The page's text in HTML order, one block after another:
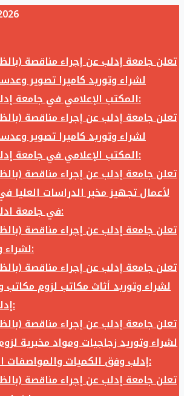
تعلن جامعة إدلب عن إجراء مناقصة
لشراء وتوريد كاميرا تصوير
المكتب الإعلامي في جامعة إدلب وفق الآتي:
تعلن جامعة إدلب عن إجراء مناقصة
لشراء وتوريد كاميرا تصوير
المكتب الإعلامي في جامعة إدلب وفق الآتي:
تعلن جامعة إدلب عن إجراء مناقصة
لأعمال تجهيز مخبر الدراسات العليا
في جامعة ادلب وفق الآتي:
تعلن جامعة إدلب عن إجراء مناقصة
لشراء وتوريد ما يلي:
تعلن جامعة إدلب عن إجراء مناقصة
لشراء وتوريد أثاث مكاتب لزوم مكاتب
إدلب وفق الآتي:
تعلن جامعة إدلب عن إجراء مناقصة
لشراء وتوريد زجاجيات ومواد مخبرية
إدلب وفق الكميات والمواصفات المحددة أدناه:
تعلن جامعة إدلب عن إجراء مناقصة